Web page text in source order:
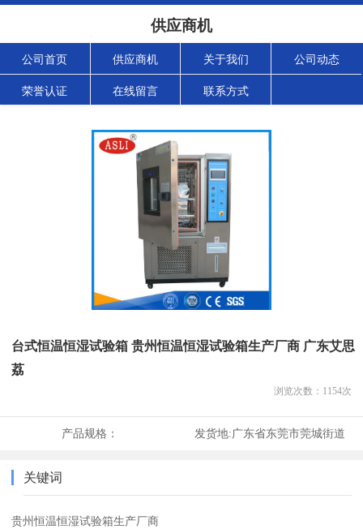
供应商机
公司首页 供应商机 关于我们 公司动态
荣誉认证 在线留言 联系方式
台式恒温恒湿试验箱 贵州恒温恒湿试验箱生产厂商 广东艾思
荔
浏览次数： 1154次
产品规格： 发货地:广东省东莞市莞城街道
关键词
贵州恒温恒湿试验箱生产厂商